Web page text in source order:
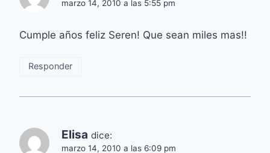
marzo 14, 2010 a las 5:55 pm
Cumple años feliz Seren! Que sean miles mas!!
Responder
Elisa dice:
marzo 14, 2010 a las 6:09 pm